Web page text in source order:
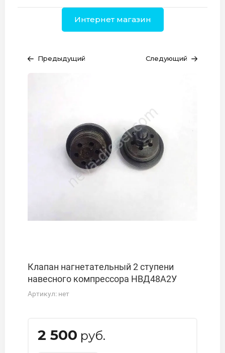
Интернет магазин
Предыдущий Следующий
Клапан нагнетательный 2 ступени
навесного компрессора НВД48А2У
Артикул: нет
2 500 руб.